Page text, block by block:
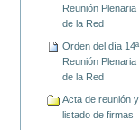
Reunión Plenaria
de la Red
Orden del día 14ª
Reunión Plenaria
de la Red
Acta de reunión y
listado de firmas